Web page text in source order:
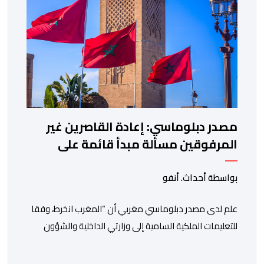
مصدر دبلوماسي: إعادة القاصرين غير
المرفوقين مسألة مبدأ قائمة على
التعليمات الملكية السامية
بواسطة أحداث. أنفو
علم لدى مصدر دبلوماسي مغربي أن “المغرب انخرط، وفقا
للتعليمات الملكية السامية إلى وزارتي الداخلية والشؤون